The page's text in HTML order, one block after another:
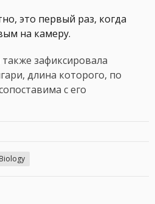
это первый раз, когда
на камеру.
зафиксировала
длина которого, по
с его
Biology